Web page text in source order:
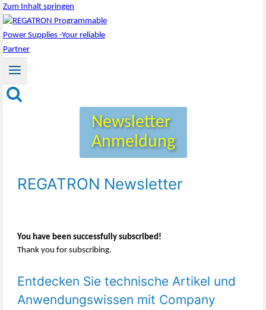
Zum Inhalt springen
Newsletter
Anmeldung
REGATRON Newsletter
You have been successfully subscribed!
Thank you for subscribing.
Entdecken Sie technische Artikel und
Anwendungswissen mit Company